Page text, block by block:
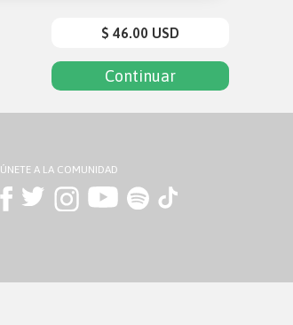
$ 46.00 USD
ÚNETE A LA COMUNIDAD